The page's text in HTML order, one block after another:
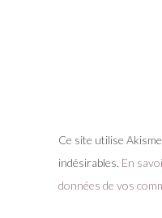
Ce site utilise
indésirables. En
données de vos